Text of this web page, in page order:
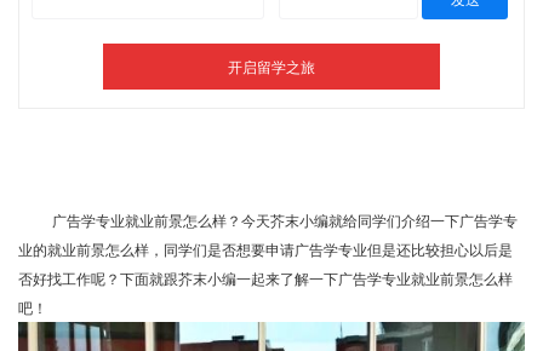
广告学专业就业前景怎么样？今天芥末小编就给同学们介绍一下广告学专
业的就业前景怎么样，同学们是否想要申请广告学专业但是还比较担心以后是
否好找工作呢？下面就跟芥末小编一起来了解一下广告学专业就业前景怎么样
吧！